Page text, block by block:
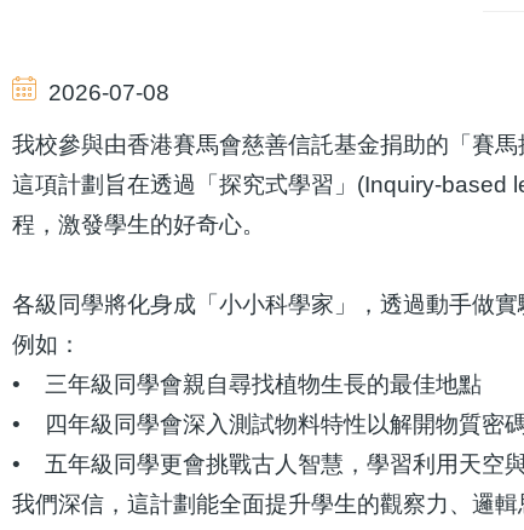
航
連
結
2026-07-08
我校參與由香港賽馬會慈善信託基金捐助的「賽
這項計劃旨在透過「探究式學習」(Inquiry-based
程，激發學生的好奇心。
各級同學將化身成「小小科學家」，透過動手做實
例如：
• 三年級同學會親自尋找植物生長的最佳地點
• 四年級同學會深入測試物料特性以解開物質密
• 五年級同學更會挑戰古人智慧，學習利用天空
我們深信，這計劃能全面提升學生的觀察力、邏